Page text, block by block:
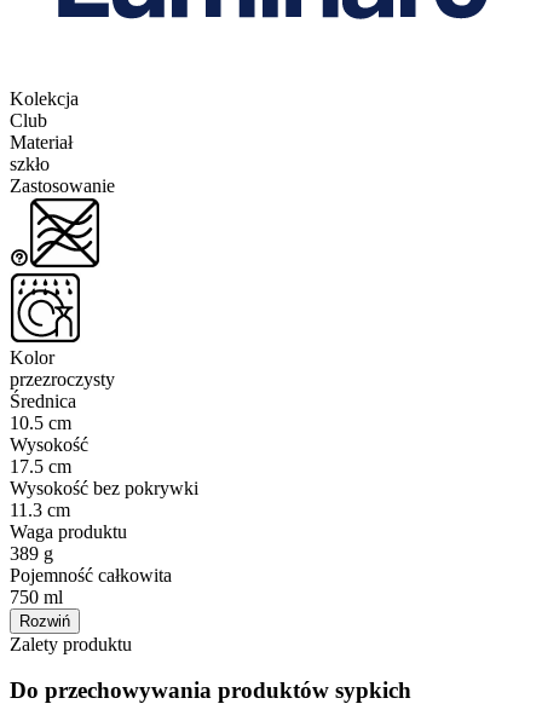
Kolekcja
Club
Materiał
szkło
Zastosowanie
Kolor
przezroczysty
Średnica
10.5 cm
Wysokość
17.5 cm
Wysokość bez pokrywki
11.3 cm
Waga produktu
389 g
Pojemność całkowita
750 ml
Rozwiń
Zalety produktu
Do przechowywania produktów sypkich